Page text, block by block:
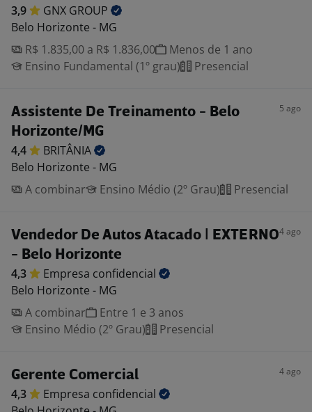
3,9 GNX GROUP
Belo Horizonte - MG
R$ 1.835,00 a R$ 1.836,00
Menos de 1 ano
Ensino Fundamental (1º grau)
Presencial
Assistente De Treinamento - Belo
Horizonte/MG
5 ago
4,4
BRITÂNIA
Belo Horizonte - MG
A combinar
Ensino Médio (2º Grau) Presencial
Vendedor De Autos Atacado | EXTERNO
- Belo Horizonte
4 ago
4,3 Empresa confidencial
Belo Horizonte - MG
A combinar
Entre 1 e 3 anos
Ensino Médio (2º Grau)
Presencial
Gerente Comercial 4 ago
4,3 Empresa confidencial